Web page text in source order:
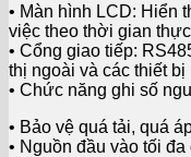
• Màn hình LCD: Hiển
việc theo thời gian thực
• Cổng giao tiếp:
thị ngoài và các thiết
• Chức năng ghi số
• Bảo vệ quá tải, quá
• Nguồn đầu vào tối